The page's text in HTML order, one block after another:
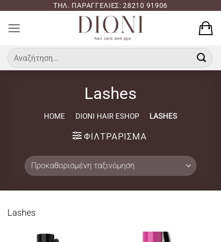
περιεχόμενο
ΤΗΛ. ΠΑΡΑΓΓΕΛΙΕΣ: 28210 91906
Αναζήτηση
για:
Lashes
HOME - DIONI HAIR ESHOP - LASHES
ΦΙΛΤΡΆΡΙΣΜΑ
Lashes